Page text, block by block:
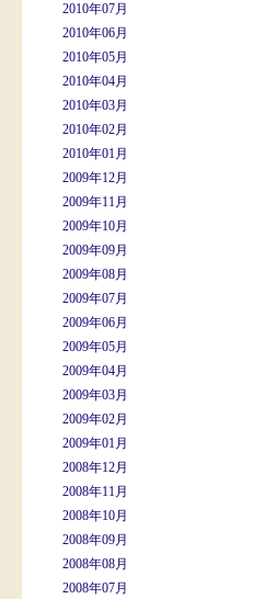
2010年07月
2010年06月
2010年05月
2010年04月
2010年03月
2010年02月
2010年01月
2009年12月
2009年11月
2009年10月
2009年09月
2009年08月
2009年07月
2009年06月
2009年05月
2009年04月
2009年03月
2009年02月
2009年01月
2008年12月
2008年11月
2008年10月
2008年09月
2008年08月
2008年07月